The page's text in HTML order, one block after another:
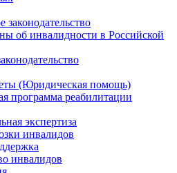
об инвалидности в Российской
(Юридическая помощь)
программа реабилитации
экспертиза
инвалидов
инвалидов